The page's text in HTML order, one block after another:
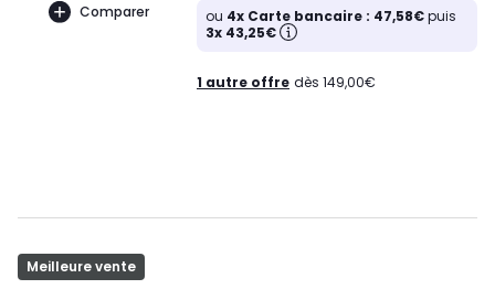
Comparer ou 4x Carte bancaire : 47,58€puis
3x 43,25€
1 autre offre dès 149,00€
Meilleure vente